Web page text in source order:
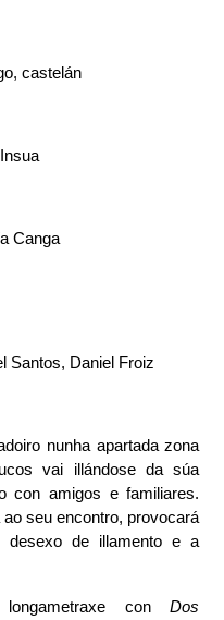
castelán
Canga
Santos, Daniel Froiz
nunha apartada zona
vai illándose da súa
con amigos e familiares.
seu encontro, provocará
desexo de illamento e a
longametraxe con Dos